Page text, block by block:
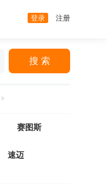
登录 注册
搜 索
赛图斯
速迈